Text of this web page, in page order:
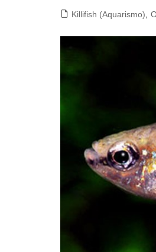
Killifish (Aquarismo)